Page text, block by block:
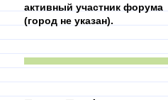
активный участник форума
(город не указан).